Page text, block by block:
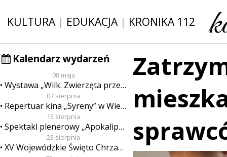
KULTURA| EDUKACJA| KRONIKA 112
Kalendarz wydarzeń
08 maja
Wystawa „Wilk. Zwierzęta przeklęte”
07 sierpnia
Repertuar kina „Syreny” w Wieluniu w dn. od 7 do 13 sierpnia
15 sierpnia
Spektakl plenerowy „Apokalipsa”
23 sierpnia
XV Wojewódzkie Święto Chrzanu